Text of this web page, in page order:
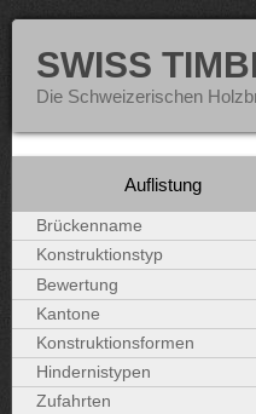
SWISS
Die Schweizerischen
Auflistung
Brückenname
Konstruktionstyp
Bewertung
Kantone
Konstruktionsformen
Hindernistypen
Zufahrten